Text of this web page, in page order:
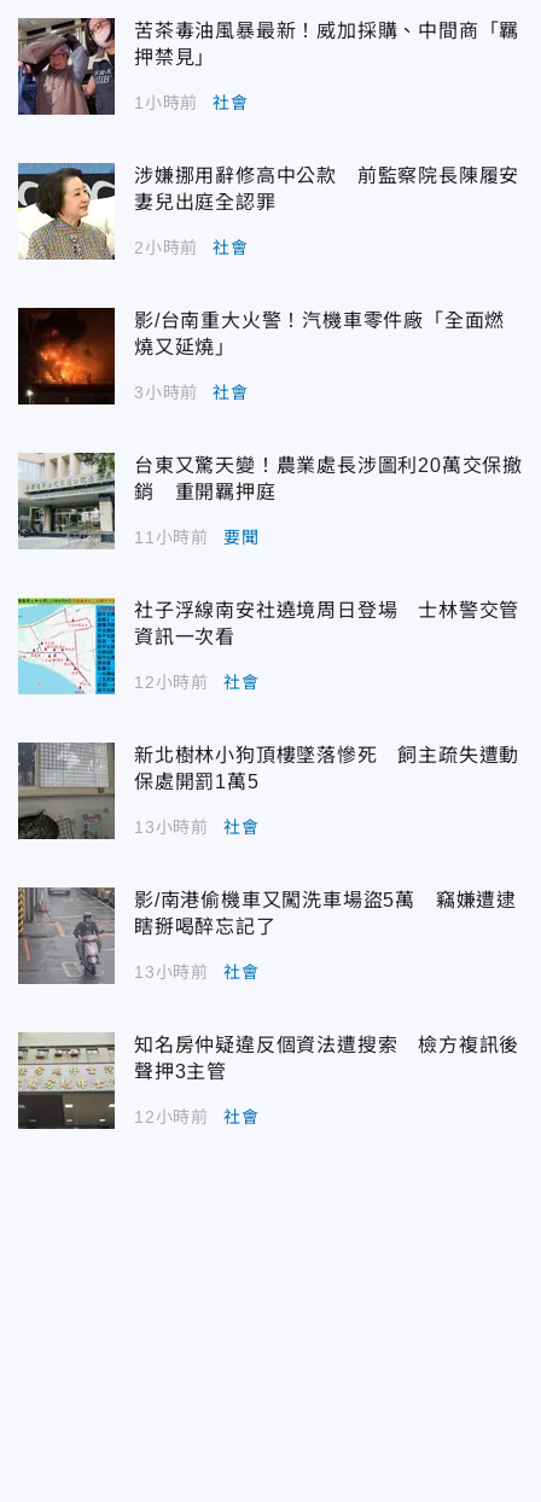
苦茶毒油風暴最新！威加採購、中間商「羈
押禁見」
1小時前 社會
涉嫌挪用辭修高中公款 前監察院長陳履安
妻兒出庭全認罪
2小時前 社會
影/台南重大火警！汽機車零件廠「全面燃
燒又延燒」
3小時前 社會
台東又驚天變！農業處長涉圖利20萬交保撤
銷 重開羈押庭
11小時前 要聞
社子浮線南安社遶境周日登場 士林警交管
資訊一次看
12小時前 社會
新北樹林小狗頂樓墜落慘死 飼主疏失遭動
保處開罰1萬5
13小時前 社會
影/南港偷機車又闖洗車場盜5萬 竊嫌遭逮
瞎掰喝醉忘記了
13小時前 社會
知名房仲疑違反個資法遭搜索 檢方複訊後
聲押3主管
12小時前 社會